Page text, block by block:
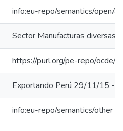
info:eu-repo/semantics/
Sector Manufacturas diversas
https://purl.org/pe-repo/ocde/
Exportando Perú 29/11/15 -
info:eu-repo/semantics/other